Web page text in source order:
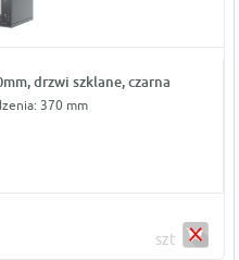
drzwi szklane, czarna
370 mm
szt